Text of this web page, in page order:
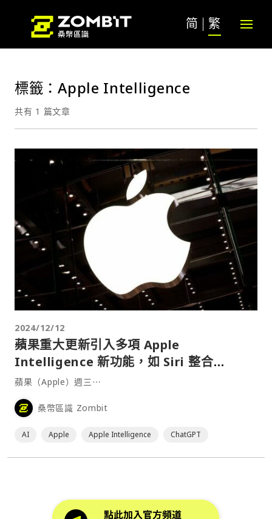
简 繁
標籤：Apple Intelligence
共有 1 篇文章
2024/12/12
蘋果重大更新引入多項 Apple
Intelligence 新功能，如 Siri 整合
ChatGPT、視覺智慧
蘋果（Apple）週三⋯
桑幣區識 Zombit
AI Apple Apple Intelligence ChatGPT